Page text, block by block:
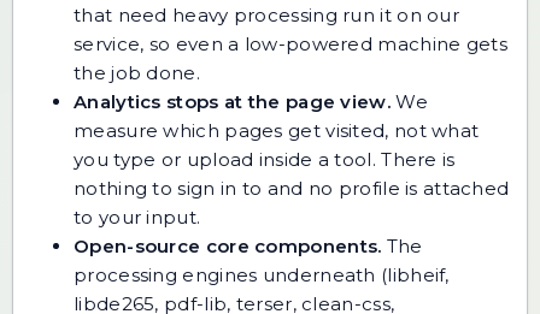
that need heavy processing run it on our
service, so even a low-powered machine gets
the job done.
Analytics stops at the page view.We
measure which pages get visited, not what
you type or upload inside a tool. There is
nothing to sign in to and no profile is attached
to your input.
Open-source core components. The
processing engines underneath (libheif,
libde265, pdf-lib, terser, clean-css,